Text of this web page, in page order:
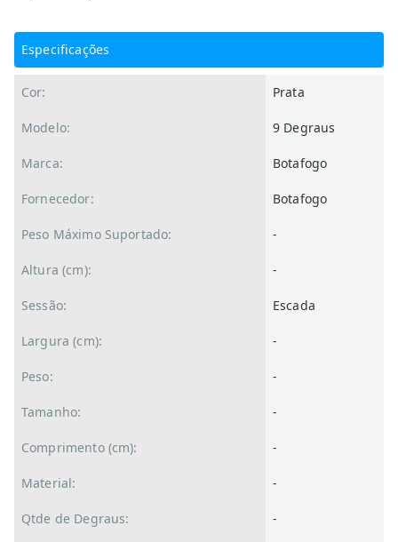
Especificações
Cor: Prata
Modelo: 9 Degraus
Marca: Botafogo
Fornecedor: Botafogo
Peso Máximo Suportado: -
Altura (cm): -
Sessão: Escada
Largura (cm): -
Peso: -
Tamanho: -
Comprimento (cm): -
Material: -
Qtde de Degraus: -